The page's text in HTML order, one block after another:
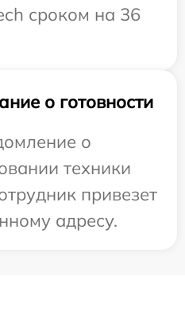
сроком на 36
о готовности
о
техники
привезет
адресу.